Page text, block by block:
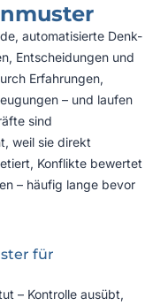
automatisierte Denk-
Entscheidungen und
Erfahrungen,
– und laufen
sind
weil sie direkt
Konflikte bewertet
– häufig lange bevor
für
– Kontrolle ausübt,